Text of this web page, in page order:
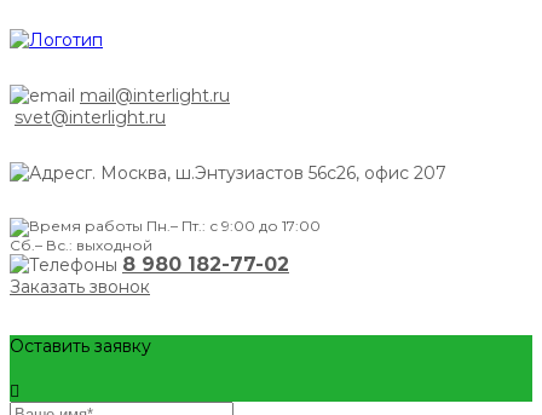
mail@interlight.ru
svet@interlight.ru
г. Москва, ш.Энтузиастов 56с26, офис 207
Пн.– Пт.: с 9:00 до 17:00
Сб.– Вс.: выходной
8 980 182-77-02
Заказать звонок
Оставить заявку